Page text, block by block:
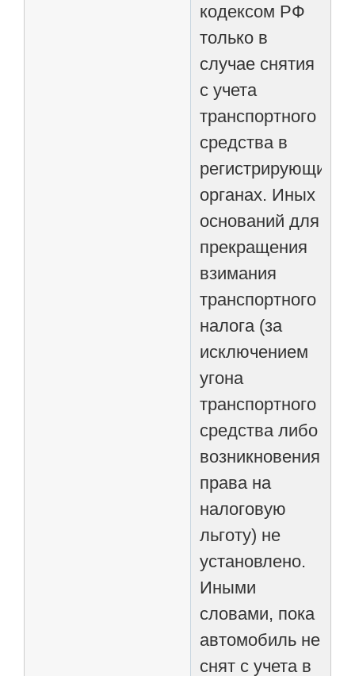
кодексом РФ
только в
случае снятия
с учета
транспортного
средства в
регистрирующих
органах. Иных
оснований для
прекращения
взимания
транспортного
налога (за
исключением
угона
транспортного
средства либо
возникновения
права на
налоговую
льготу) не
установлено.
Иными
словами, пока
автомобиль не
снят с учета в